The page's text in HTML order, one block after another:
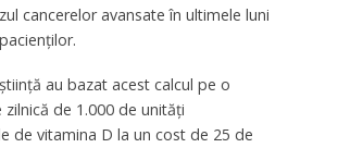
cancerelor avansate în ultimele luni
au bazat acest calcul pe o
de 1.000 de unități
de vitamina D la un cost de 25 de